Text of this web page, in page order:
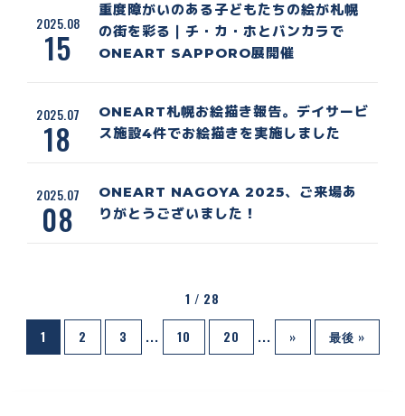
2025.08
15
重度障がいのある子どもたちの絵が札幌
の街を彩る｜チ・カ・ホとバンカラで
ONEART SAPPORO展開催
2025.07
18
ONEART札幌お絵描き報告。デイサービ
ス施設4件でお絵描きを実施しました
2025.07
08
ONEART NAGOYA 2025、ご来場あ
りがとうございました！
1 / 28
1 2 3 ... 10 20 ... » 最後 »